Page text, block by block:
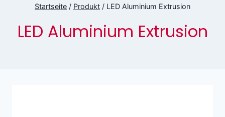
Startseite / Produkt / LED Aluminium Extrusion
LED Aluminium Extrusion